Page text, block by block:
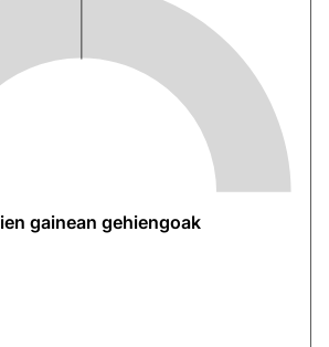
gainean gehiengoak